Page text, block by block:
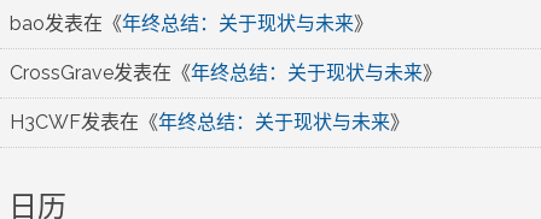
bao发表在《年终总结：关于现状与未来》
CrossGrave发表在《年终总结：关于现状与未来》
H3CWF发表在《年终总结：关于现状与未来》
日历